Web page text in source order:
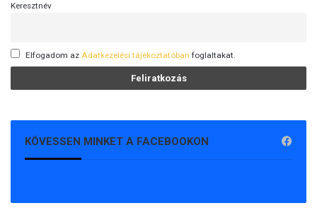
Keresztnév
Elfogadom az Adatkezelési tájékoztatóban foglaltakat.
KÖVESSEN MINKET A FACEBOOKON